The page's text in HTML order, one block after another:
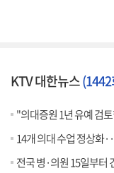
KTV 대한뉴스
"의대증원 1년 유예 검
14개 의대 수업 정상화
전국 병·의원 15일부터